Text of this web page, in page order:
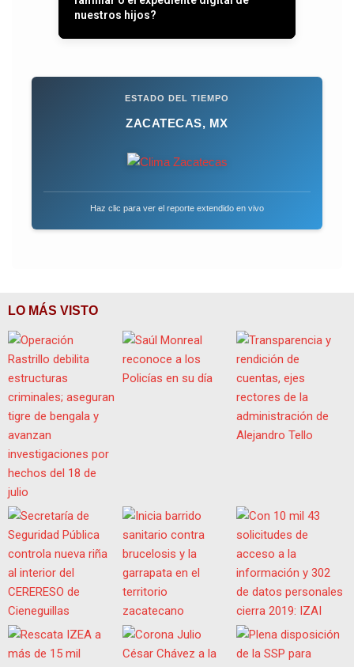
se quiere recuperar
ESTADO DEL TIEMPO
ZACATECAS, MX
Haz clic para ver el reporte extendido en vivo
LO MÁS VISTO